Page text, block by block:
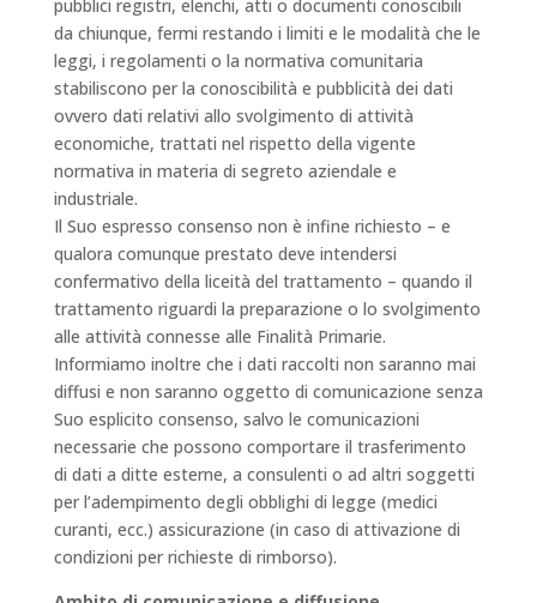
pubblici registri, elenchi, atti o documenti conoscibili
da chiunque, fermi restando i limiti e le modalità che le
leggi, i regolamenti o la normativa comunitaria
stabiliscono per la conoscibilità e pubblicità dei dati
ovvero dati relativi allo svolgimento di attività
economiche, trattati nel rispetto della vigente
normativa in materia di segreto aziendale e
industriale.
Il Suo espresso consenso non è infine richiesto – e
qualora comunque prestato deve intendersi
confermativo della liceità del trattamento – quando il
trattamento riguardi la preparazione o lo svolgimento
alle attività connesse alle Finalità Primarie.
Informiamo inoltre che i dati raccolti non saranno mai
diffusi e non saranno oggetto di comunicazione senza
Suo esplicito consenso, salvo le comunicazioni
necessarie che possono comportare il trasferimento
di dati a ditte esterne, a consulenti o ad altri soggetti
per l’adempimento degli obblighi di legge (medici
curanti, ecc.) assicurazione (in caso di attivazione di
condizioni per richieste di rimborso).